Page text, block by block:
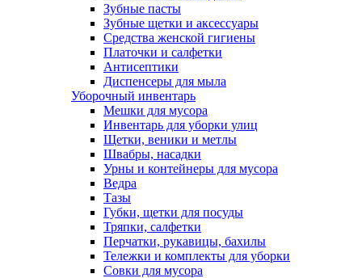
Зубные пасты
Зубные щетки и аксессуары
Средства женской гигиены
Платочки и салфетки
Антисептики
Диспенсеры для мыла
Уборочный инвентарь
Мешки для мусора
Инвентарь для уборки улиц
Щетки, веники и метлы
Швабры, насадки
Урны и контейнеры для мусора
Ведра
Тазы
Губки, щетки для посуды
Тряпки, салфетки
Перчатки, рукавицы, бахилы
Тележки и комплекты для уборки
Совки для мусора